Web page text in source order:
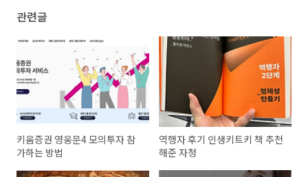
관련글
키움증권 영웅문4 모의투자 참
가하는 방법
역행자 후기 인생키트키 책 추천
해준 자청